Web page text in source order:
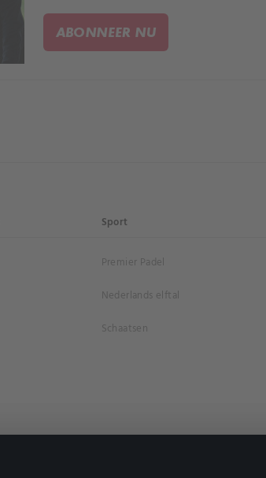
ABONNEER NU
Sport
Premier Padel
Nederlands elftal
Schaatsen